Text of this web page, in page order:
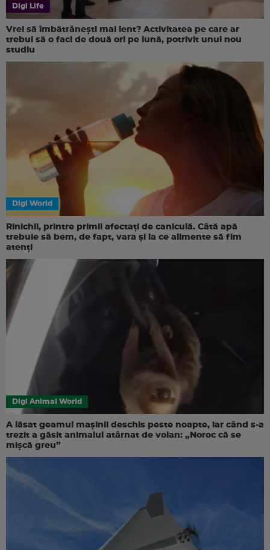
Digi Life
Vrei să îmbătrânești mai lent? Activitatea pe care ar
trebui să o faci de două ori pe lună, potrivit unui nou
studiu
Digi World
Rinichii, printre primii afectați de caniculă. Câtă apă
trebuie să bem, de fapt, vara și la ce alimente să fim
atenți
Digi Animal World
A lăsat geamul mașinii deschis peste noapte, iar când s-a
trezit a găsit animalul atârnat de volan: „Noroc că se
mișcă greu”